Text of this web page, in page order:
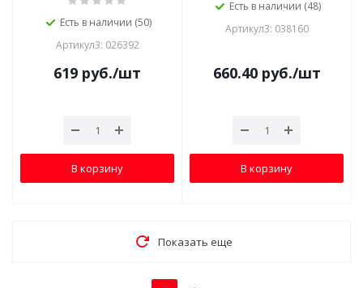
Есть в наличии (50)
Артикул3: 026392
619 руб./шт
В корзину
Есть в наличии (48)
Артикул3: 038160
660.40руб./шт
В корзину
Показать еще